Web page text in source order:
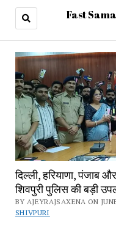
Fast
दिल्ली, हरियाणा, पंजाब
शिवपुरी पुलिस की बड़ी
BY AJEYRAJSAXENA ON
SHIVPURI